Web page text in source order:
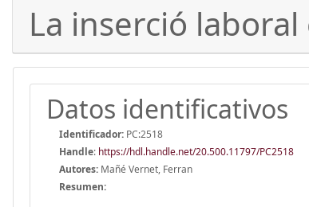
La inserció
Datos identificativos
Identificador: PC:2518
Handle: https://hdl.handle.net/20.500.11797/PC2518
Autores: Mañé Vernet, Ferran
Resumen: